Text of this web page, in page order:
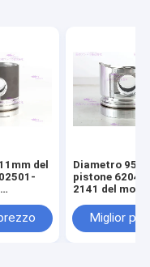
del
Diametro
pistone 6204-
2141 del
S4D95LE-2
Miglior